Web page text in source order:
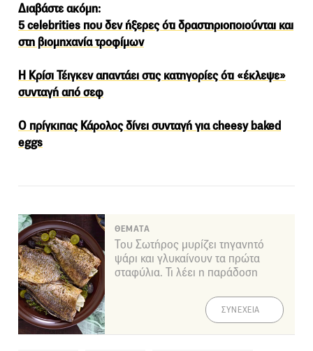
Διαβάστε ακόμη:
5 celebrities που δεν ήξερες ότι δραστηριοποιούνται και
στη βιομηχανία τροφίμων
Η Κρίσι Τέιγκεν απαντάει στις κατηγορίες ότι «έκλεψε»
συνταγή από σεφ
O πρίγκιπας Κάρολος δίνει συνταγή για cheesy baked
eggs
ΘΕΜΑΤΑ
Του Σωτήρος μυρίζει τηγανητό
ψάρι και γλυκαίνουν τα πρώτα
σταφύλια. Τι λέει η παράδοση
ΣΥΝΕΧΕΙΑ